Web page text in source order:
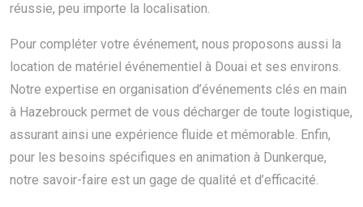
réussie, peu importe la localisation.
Pour compléter votre événement, nous proposons aussi la
location de matériel événementiel à Douai et ses environs.
Notre expertise en organisation d’événements clés en main
à Hazebrouck permet de vous décharger de toute logistique,
assurant ainsi une expérience fluide et mémorable. Enfin,
pour les besoins spécifiques en animation à Dunkerque,
notre savoir-faire est un gage de qualité et d’efficacité.